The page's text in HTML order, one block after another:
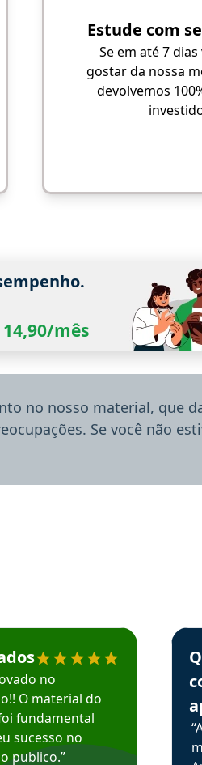
Estude com
Se em até 7
gostar da nossa
devolvemos
mês
no nosso material, que
Se você não
recomenda o Aprova Concursos
no
O material do
fundamental
sucesso no
publico.”